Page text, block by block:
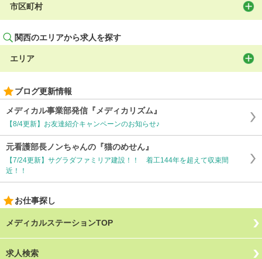
市区町村
関西のエリアから求人を探す
エリア
ブログ更新情報
メディカル事業部発信『メディカリズム』
【8/4更新】お友達紹介キャンペーンのお知らせ♪
元看護部長ノンちゃんの『猫のめせん』
【7/24更新】サグラダファミリア建設！！ 着工144年を超えて収束間
近！！
お仕事探し
メディカルステーションTOP
求人検索